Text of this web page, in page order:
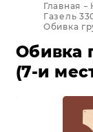
Главная
Газель
Обивка
Обивка
(7-и